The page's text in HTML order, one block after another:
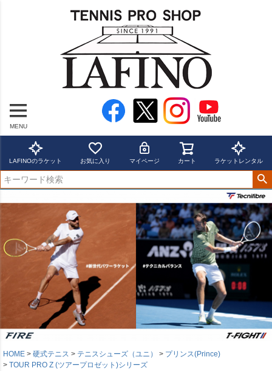
MENU
LAFINOのラケット お気に入り マイページ カート ラケットレンタル
HOME 硬式テニス テニスシューズ（ユニ）
プリンス(Prince)
TOUR PRO Z (ツアープロゼット)シリーズ